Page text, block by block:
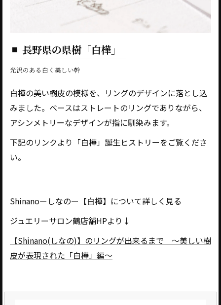
長野県の県樹「白樺」
光沢のある白く美しい幹
白樺の美い樹皮の模様を、リングのデザインに落とし込
みました。ベースはストレートのリングでありながら、
アシンメトリーなデザインが指に馴染みます。
下記のリンクより「白樺」誕生ヒストリーをご覧くださ
い。
Shinanoーしなのー【白樺】について詳しく見る
ジュエリーサロン鶴店舗HPより↓
【Shinano(しなの)】のリングが出来るまで ～美しい樹
皮が表現された「白樺」編～